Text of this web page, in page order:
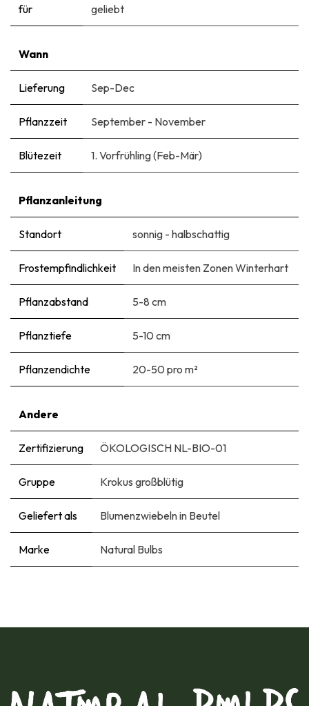
für
geliebt
Wann
Lieferung Sep-Dec
Pflanzzeit September - November
Blütezeit 1. Vorfrühling (Feb-Mär)
Pflanzanleitung
Standort sonnig - halbschattig
Frostempfindlichkeit In den meisten Zonen Winterhart
Pflanzabstand 5-8 cm
Pflanztiefe 5-10 cm
Pflanzendichte 20-50 pro m²
Andere
Zertifizierung ÖKOLOGISCH NL-BIO-01
Gruppe Krokus großblütig
Geliefert als Blumenzwiebeln in Beutel
Marke Natural Bulbs